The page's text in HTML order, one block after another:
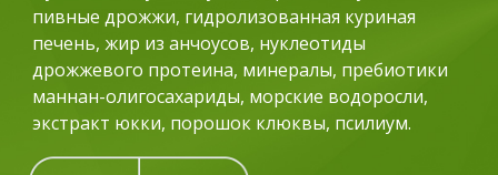
пивные дрожжи, гидролизованная куриная
печень, жир из анчоусов, нуклеотиды
дрожжевого протеина, минералы, пребиотики
маннан-олигосахариды, морские водоросли,
экстракт юкки, порошок клюквы, псилиум.